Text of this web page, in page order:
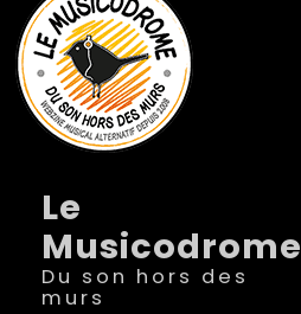
Le
Musicodrome
Du son hors des
murs